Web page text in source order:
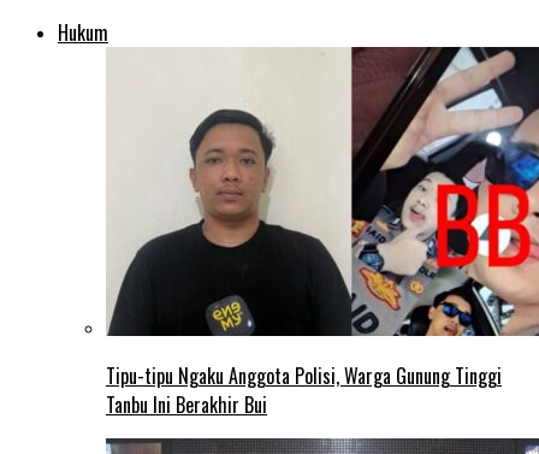
Hukum
Tipu-tipu Ngaku Anggota Polisi, Warga Gunung Tinggi
Tanbu Ini Berakhir Bui